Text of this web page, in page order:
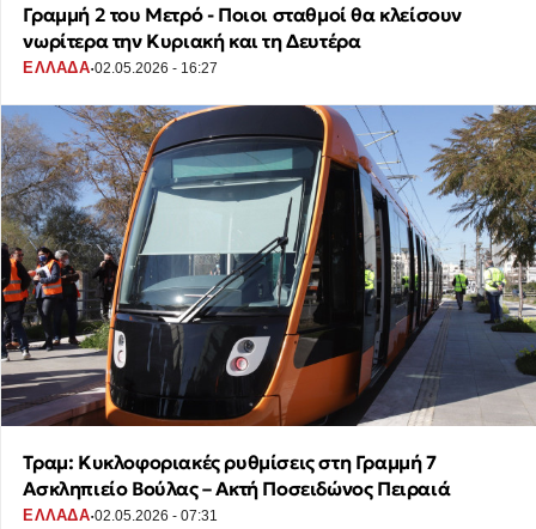
Γραμμή 2 του Μετρό - Ποιοι σταθμοί θα κλείσουν
νωρίτερα την Κυριακή και τη Δευτέρα
ΕΛΛΑΔΑ·02.05.2026 - 16:27
Τραμ: Κυκλοφοριακές ρυθμίσεις στη Γραμμή 7
Ασκληπιείο Βούλας – Ακτή Ποσειδώνος Πειραιά
ΕΛΛΑΔΑ·02.05.2026 - 07:31